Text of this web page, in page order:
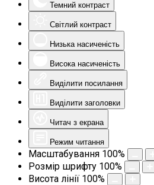
Темний контраст
Світлий контраст
Низька насиченість
Висока насиченість
Виділити посилання
Виділити заголовки
Читач з екрана
Режим читання
Масштабування 100%
Розмір шрифту 100%
Висота лінії 100%